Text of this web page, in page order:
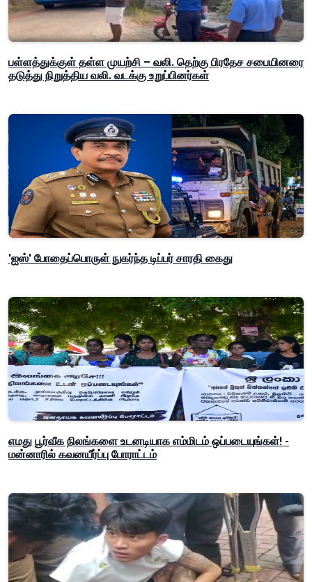
பள்ளத்துக்குள் தள்ள முயற்சி – வலி. தெற்கு பிரதேச சபையினரை
தடுத்து நிறுத்திய வலி. வடக்கு உறுப்பினர்கள்
'ஐஸ்' போதைப்பொருள் நுகர்ந்த டிப்பர் சாரதி கைது
எமது பூர்வீக நிலங்களை உடனடியாக எம்மிடம் ஒப்படையுங்கள்! -
மன்னாரில் கவனயீர்ப்பு போராட்டம்